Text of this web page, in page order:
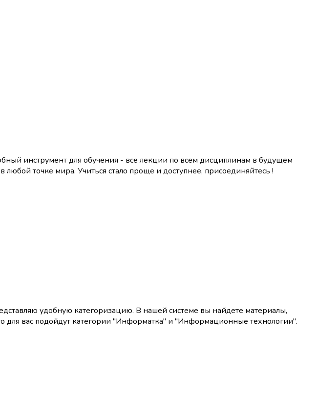
инструмент для обучения - все лекции по всем дисциплинам в будущем
точке мира. Учиться стало проще и доступнее, присоединяйтесь !
удобную категоризацию. В нашей системе вы найдете материалы,
для вас подойдут категории "Информатка" и "Информационные технологии".